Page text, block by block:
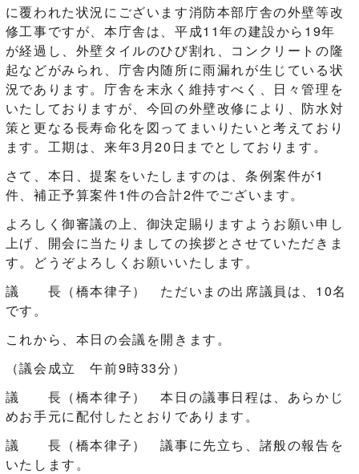
に覆われた状況にございます消防本部庁舎の外壁等改
修工事ですが、本庁舎は、平成11年の建設から19年
が経過し、外壁タイルのひび割れ、コンクリートの隆
起などがみられ、庁舎内随所に雨漏れが生じている状
況であります。庁舎を末永く維持すべく、日々管理を
いたしておりますが、今回の外壁改修により、防水対
策と更なる長寿命化を図ってまいりたいと考えており
ます。工期は、来年3月20日までとしております。
さて、本日、提案をいたしますのは、条例案件が1
件、補正予算案件1件の合計2件でございます。
よろしく御審議の上、御決定賜りますようお願い申し
上げ、開会に当たりましての挨拶とさせていただきま
す。どうぞよろしくお願いいたします。
議 長（橋本律子） ただいまの出席議員は、10名
です。
これから、本日の会議を開きます。
（議会成立 午前9時33分）
議 長（橋本律子） 本日の議事日程は、あらかじ
めお手元に配付したとおりであります。
議 長（橋本律子） 議事に先立ち、諸般の報告を
いたします。